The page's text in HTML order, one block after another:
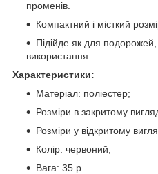
променів.
Компактний і місткий
Підійде як для
використання.
Характеристики:
Матеріал: поліестер;
Розміри в закритому
Розміри у відкритому
Колір: червоний;
Вага: 35 р.